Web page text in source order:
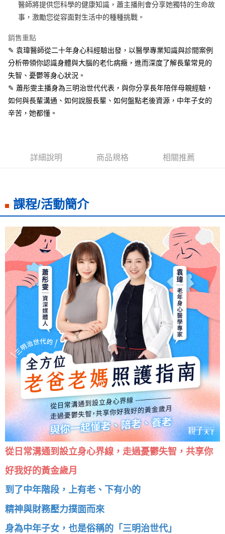
數位商品免運
免運費
離島宅配
每筆NT$200，滿NT$99,999(含以上)免運費
海外叢書運費
醫師將提供您科學的健康知識，蕭主播則會分享她獨特的生命故
事，激勵您從容面對生活中的種種挑戰。
銷售重點
✎ 袁瑋醫師從二十年身心科經驗出發，以醫學專業知識與診間案例
分析帶領你認識身體與大腦的老化病癥，進而深度了解長輩常見的
失智、憂鬱等身心狀況。
✎ 蕭彤雯主播身為三明治世代代表，與你分享長年陪伴母親經驗，
如何與長輩溝通、如何說服長輩、如何盤點老後資源，中年子女的
辛苦，她都懂。
詳細說明 商品規格 相關推薦
課程/活動簡介
從日常溝通到設立身心界線，走過憂鬱失智，共享你
好我好的黃金歲月
到了中年階段，上有老、下有小的
精神與財務壓力撲面而來
身為中年子女，也是俗稱的「三明治世代」